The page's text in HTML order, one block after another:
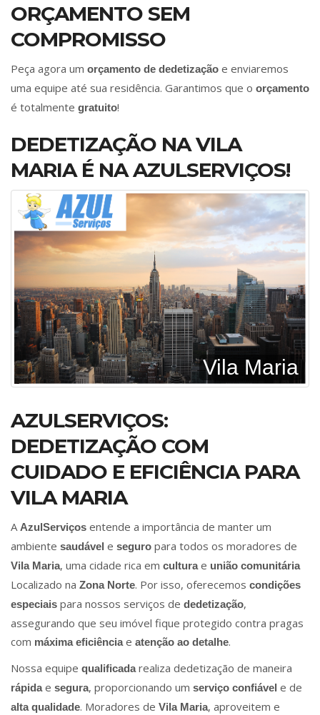
ORÇAMENTO SEM
COMPROMISSO
Peça agora um orçamento de dedetização e enviaremos
uma equipe até sua residência. Garantimos que o orçamento
é totalmente gratuito!
DEDETIZAÇÃO NA VILA
MARIA É NA AZULSERVIÇOS!
Vila Maria
AZULSERVIÇOS:
DEDETIZAÇÃO COM
CUIDADO E EFICIÊNCIA PARA
VILA MARIA
A AzulServiços entende a importância de manter um
ambiente saudável e seguro para todos os moradores de
Vila Maria, uma cidade rica em culturae união comunitária
Localizado na Zona Norte. Por isso, oferecemos condições
especiais para nossos serviços de dedetização,
assegurando que seu imóvel fique protegido contra pragas
com máxima eficiênciae atenção ao detalhe.
Nossa equipe qualificadarealiza dedetização de maneira
rápidae segura, proporcionando um serviço confiável e de
alta qualidade. Moradores de Vila Maria, aproveitem e